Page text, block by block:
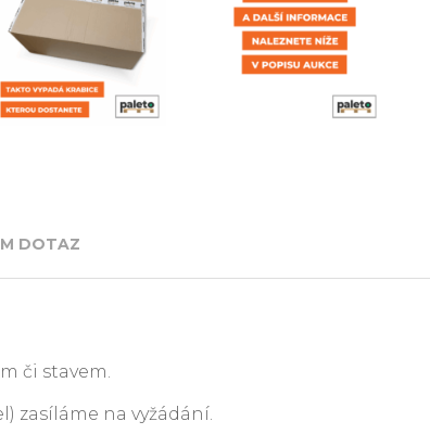
DOTAZ
či stavem.
zasíláme na vyžádání.